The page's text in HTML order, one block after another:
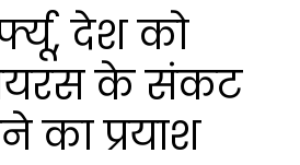
देश को
के संकट
का प्रयाश